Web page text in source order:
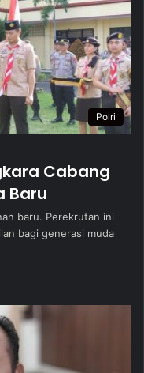
Polri
Cabang
Baru
baru. Perekrutan ini
bagi generasi muda